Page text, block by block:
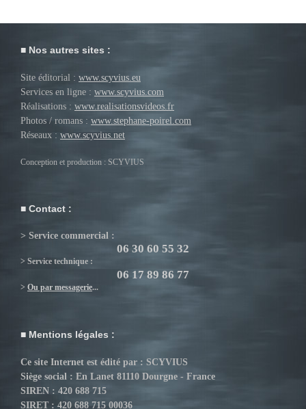
Nos autres sites :
Site éditorial : www.scyvius.eu
Services en ligne : www.scyvius.com
Réalisations : www.realisationsvideos.fr
Photos / romans : www.stephane-poirel.com
Réseaux : www.scyvius.net
Conception et production : SCYVIUS
Contact :
> Service commercial :
06 30 60 55 32
> Service technique :
06 17 89 86 77
> Ou par messagerie...
Mentions légales :
Ce site Internet est édité par : SCYVIUS
Siège social : En Lanet 81110 Dourgne - France
SIREN : 420 688 715
SIRET : 420 688 715 00036